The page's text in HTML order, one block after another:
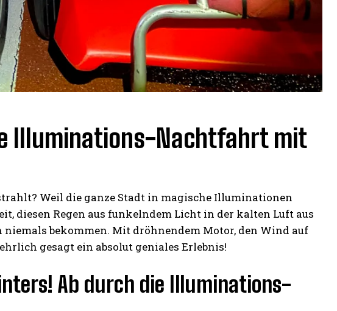
Illuminations-Nachtfahrt mit
Weil die ganze Stadt in magische Illuminationen
diesen Regen aus funkelndem Licht in der kalten Luft aus
bekommen. Mit dröhnendem Motor, den Wind auf
gesagt ein absolut geniales Erlebnis!
Ab durch die Illuminations-